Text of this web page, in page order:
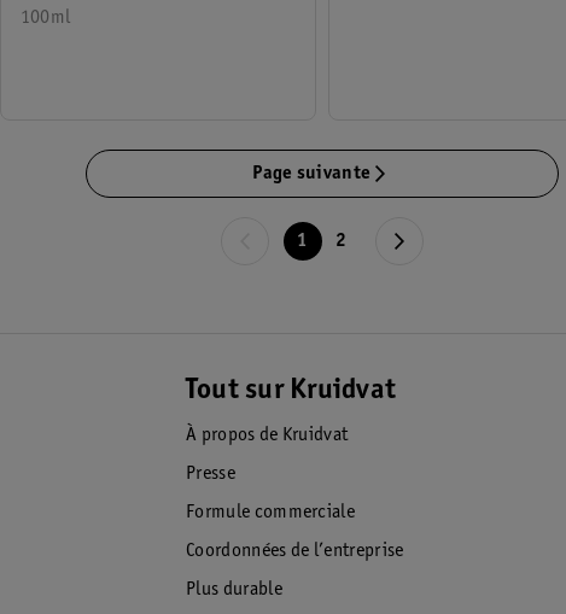
Lentilles De Contact Rigides
100ml
Page suivante
1 2
Tout sur Kruidvat
À propos de Kruidvat
Presse
Formule commerciale
Coordonnées de l’entreprise
Plus durable